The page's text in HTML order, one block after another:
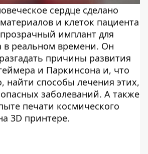
сердце сделано
и клеток пациента
имплант для
в реальном времени. Он
причины развития
и Паркинсона и, что
найти способы лечения этих,
заболеваний. А также
печати космического
3D принтере.